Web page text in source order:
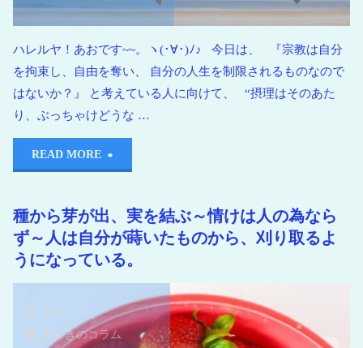
ハレルヤ！あおです~~。ヽ(･∀･)ﾉ♪ 今日は、 『宗教は自分
を拘束し、自由を奪い、 自分の人生を制限されるものなので
はないか？』 と考えている人に向けて、 “摂理はそのあた
り、ぶっちゃけどうな …
READ MORE
種から芽が出、実を結ぶ～情けは人の為なら
ず～人は自分が蒔いたものから、刈り取るよ
うになっている。
あお
気づきのコラム